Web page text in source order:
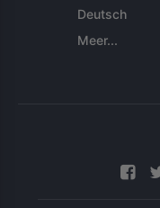
Deutsch
Meer...